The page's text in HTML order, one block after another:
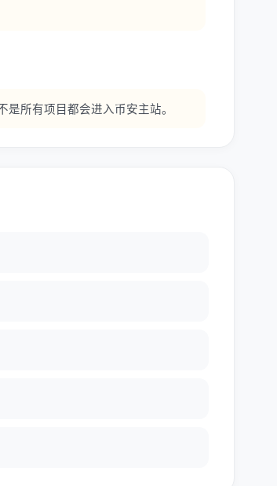
所有项目都会进入币安主站。